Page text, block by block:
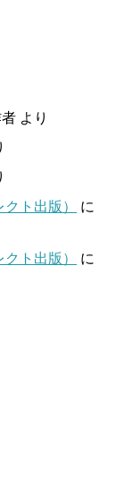
より
ト出版）
に
ト出版）
に